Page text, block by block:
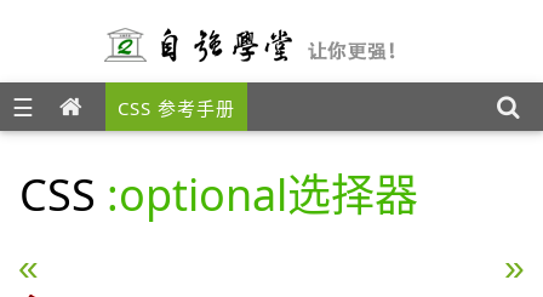
☰ CSS 参考手册
CSS :optional选择器
« CSS :read-only选择器 CSS :required选择器 »